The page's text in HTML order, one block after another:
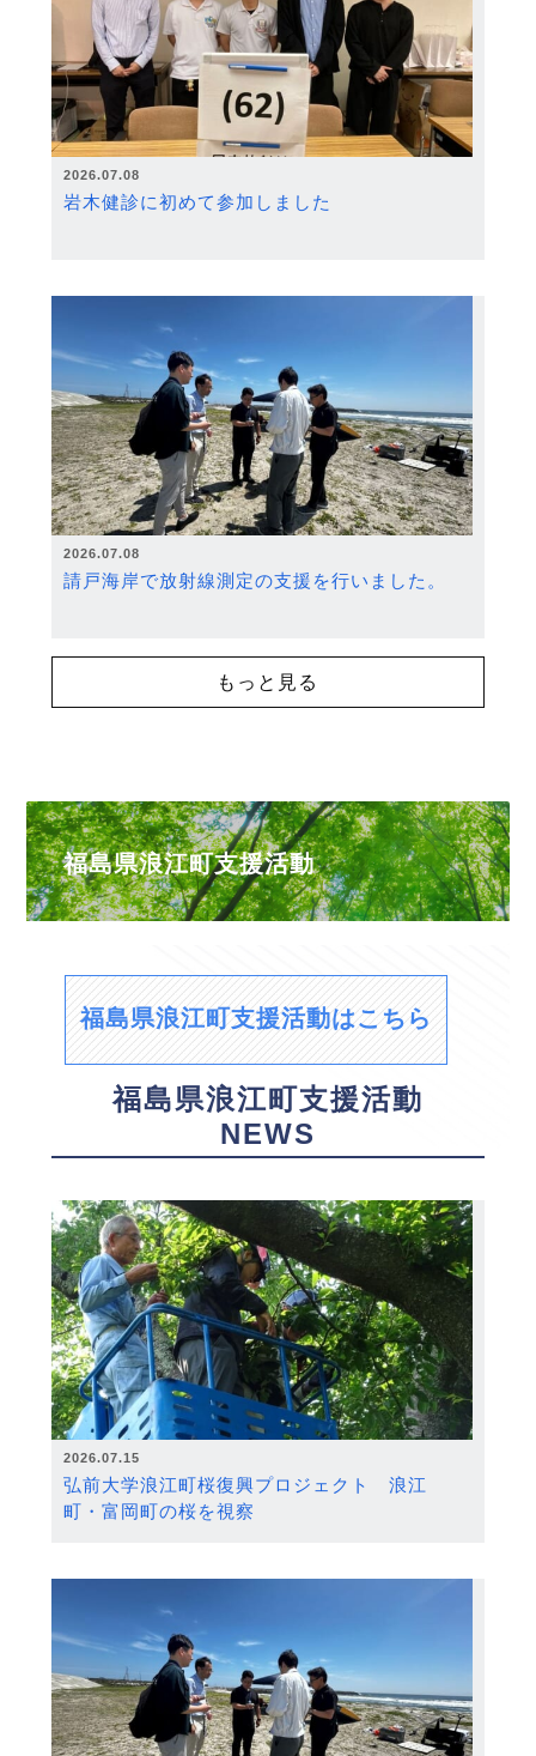
2026.07.08
岩木健診に初めて参加しました
2026.07.08
請戸海岸で放射線測定の支援を行いました。
もっと見る
福島県浪江町支援活動
福島県浪江町支援活動はこちら
福島県浪江町支援活動
NEWS
2026.07.15
弘前大学浪江町桜復興プロジェクト 浪江
町・富岡町の桜を視察